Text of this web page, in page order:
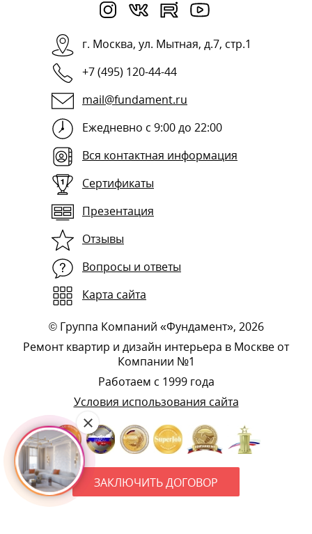
г. Москва, ул. Мытная, д.7, стр.1
+7 (495) 120-44-44
mail@fundament.ru
Ежедневно с 9:00 до 22:00
Вся контактная информация
Сертификаты
Презентация
Отзывы
Вопросы и ответы
Карта сайта
© Группа Компаний «Фундамент», 2026
Ремонт квартир и дизайн интерьера в Москве от
Компании №1
Работаем с 1999 года
Условия использования сайта
ЗАКЛЮЧИТЬ ДОГОВОР